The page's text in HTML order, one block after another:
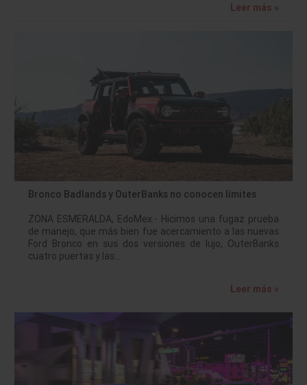
Leer más »
Bronco Badlands y OuterBanks no conocen límites
ZONA ESMERALDA, EdoMex.- Hicimos una fugaz prueba
de manejo, que más bien fue acercamiento a las nuevas
Ford Bronco en sus dos versiones de lujo, OuterBanks
cuatro puertas y las…
Leer más »